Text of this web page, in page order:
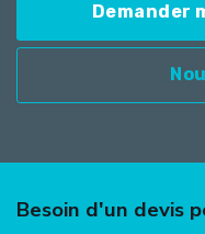
Demander
Besoin d'un devis